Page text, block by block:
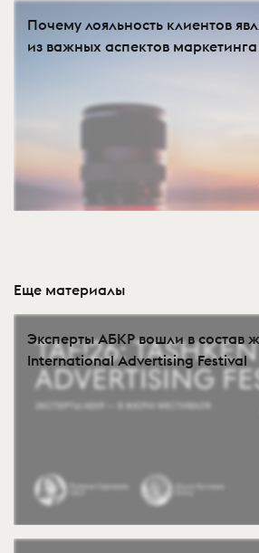
Почему лояльность клиентов
из важных аспектов маркетинга
Еще материалы
Эксперты АБКР вошли в состав
International Advertising Festival